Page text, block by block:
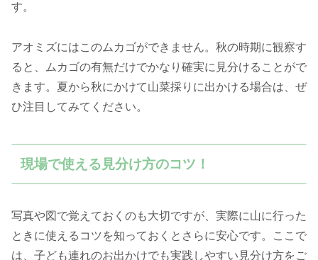
す。
アオミズにはこのムカゴができません。秋の時期に観察す
ると、ムカゴの有無だけでかなり確実に見分けることがで
きます。夏から秋にかけて山菜採りに出かける場合は、ぜ
ひ注目してみてください。
現場で使える見分け方のコツ！
写真や図で覚えておくのも大切ですが、実際に山に行った
ときに使えるコツを知っておくとさらに安心です。ここで
は、子ども連れのお出かけでも実践しやすい見分け方をご